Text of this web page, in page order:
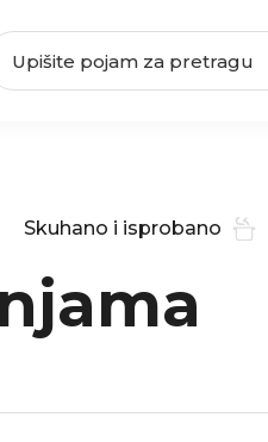
Skuhano i isprobano